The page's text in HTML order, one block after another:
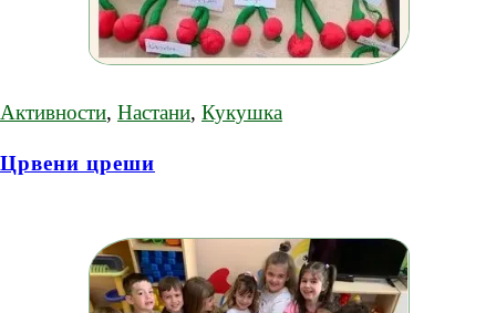
Активности, Настани, Кукушка
Црвени цреши